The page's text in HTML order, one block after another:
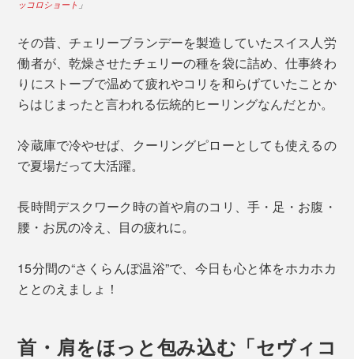
ッコロショート 」
その昔、チェリーブランデーを製造していたスイス人労
働者が、乾燥させたチェリーの種を袋に詰め、仕事終わ
りにストーブで温めて疲れやコリを和らげていたことか
らはじまったと言われる伝統的ヒーリングなんだとか。
冷蔵庫で冷やせば、クーリングピローとしても使えるの
で夏場だって大活躍。
長時間デスクワーク時の首や肩のコリ、手・足・お腹・
腰・お尻の冷え、目の疲れに。
15分間の“さくらんぼ温浴”で、今日も心と体をホカホカ
ととのえましょ！
首・肩をほっと包み込む「セヴィコ